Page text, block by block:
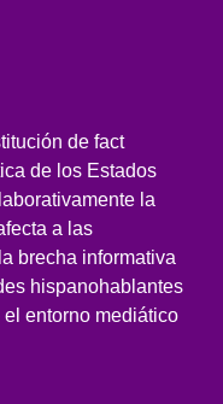
de fact
de los Estados
la
a las
brecha informativa
hispanohablantes
entorno mediático